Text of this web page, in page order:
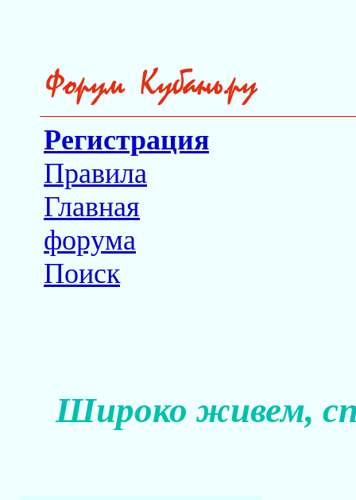
Регистрация
Правила
Главная
форума
Поиск
Широко живем,